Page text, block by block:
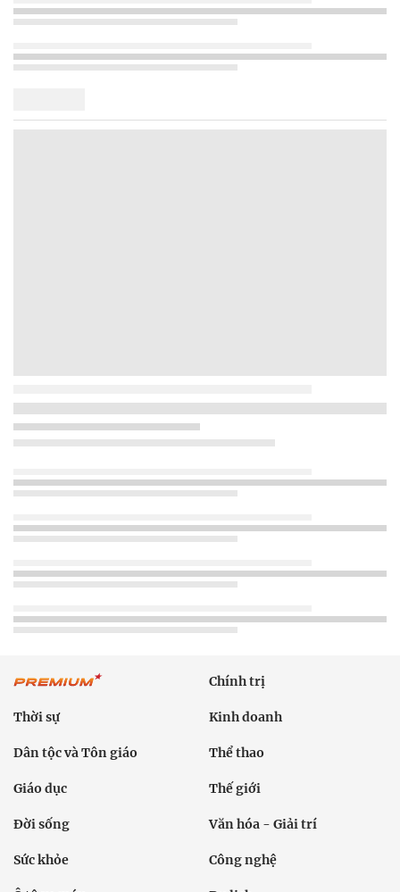
Chính trị
Thời sự Kinh doanh
Dân tộc và Tôn giáo Thể thao
Giáo dục Thế giới
Đời sống Văn hóa - Giải trí
Sức khỏe Công nghệ